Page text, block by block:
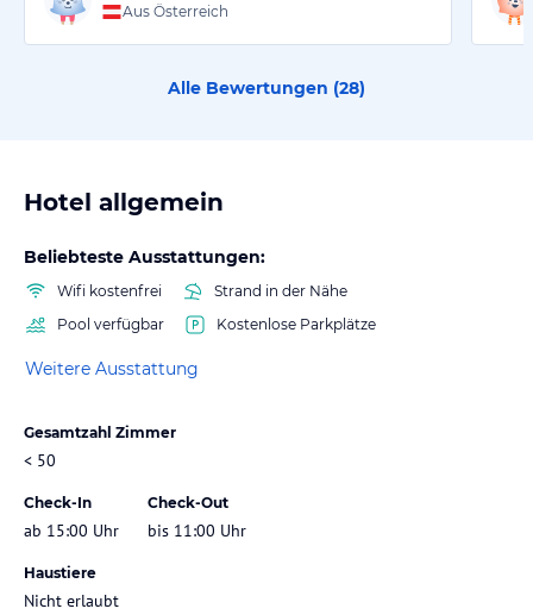
Aus Österreich
Alle Bewertungen (28)
Hotel allgemein
Beliebteste Ausstattungen:
Wifi kostenfrei
Strand in der Nähe
Pool verfügbar
Kostenlose Parkplätze
Weitere Ausstattung
Gesamtzahl Zimmer
< 50
Check-In
ab 15:00 Uhr
Check-Out
bis 11:00 Uhr
Haustiere
Nicht erlaubt